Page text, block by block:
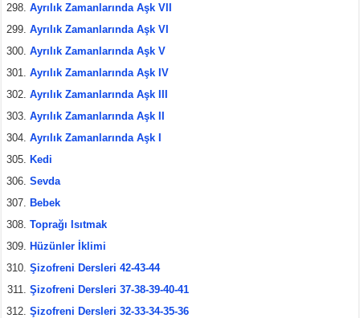
Ayrılık Zamanlarında Aşk VII
Ayrılık Zamanlarında Aşk VI
Ayrılık Zamanlarında Aşk V
Ayrılık Zamanlarında Aşk IV
Ayrılık Zamanlarında Aşk III
Ayrılık Zamanlarında Aşk II
Ayrılık Zamanlarında Aşk I
Kedi
Sevda
Bebek
Toprağı Isıtmak
Hüzünler İklimi
Şizofreni Dersleri 42-43-44
Şizofreni Dersleri 37-38-39-40-41
Şizofreni Dersleri 32-33-34-35-36